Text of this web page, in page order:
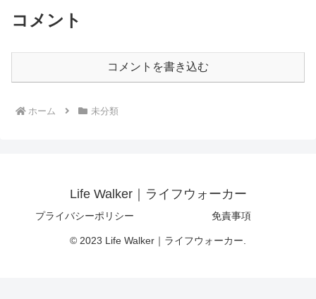
コメント
コメントを書き込む
ホーム 未分類
Life Walker｜ライフウォーカー
プライバシーポリシー 免責事項
© 2023 Life Walker｜ライフウォーカー.